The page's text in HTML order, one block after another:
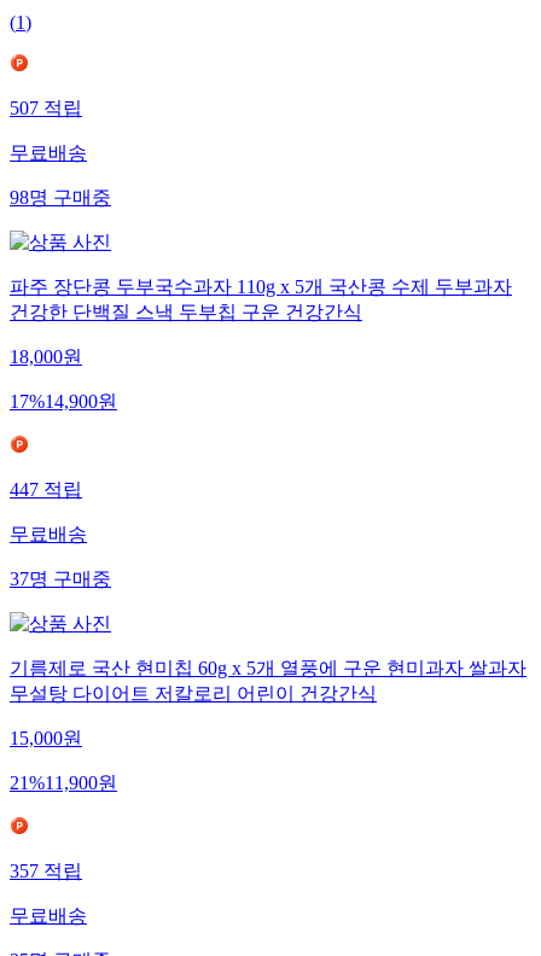
(1)
507적립
무료배송
98명구매중
파주 장단콩 두부국수과자 110g x 5개 국산콩 수제 두부과자
건강한 단백질 스낵 두부칩 구운 건강간식
18,000원
17%14,900원
447적립
무료배송
37명구매중
기름제로 국산 현미칩 60g x 5개 열풍에 구운 현미과자 쌀과자
무설탕 다이어트 저칼로리 어린이 건강간식
15,000원
21%11,900원
357적립
무료배송